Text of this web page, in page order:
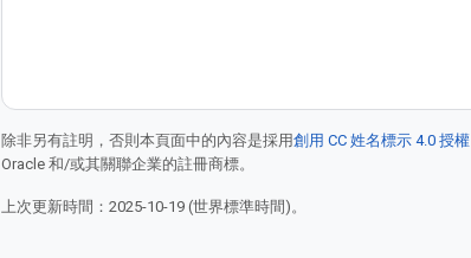
除非另有註明，否則本頁面中的內容是採用創用 CC 姓名標示 4.0 授權
Oracle 和/或其關聯企業的註冊商標。
上次更新時間：2025-10-19 (世界標準時間)。